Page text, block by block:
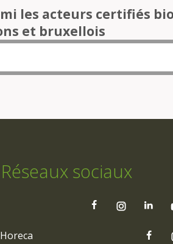
les acteurs certifiés
et bruxellois
Réseaux sociaux